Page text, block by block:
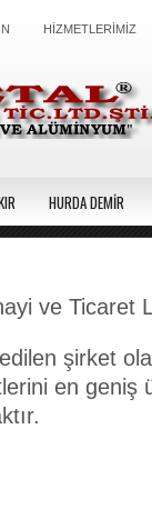
HİZMETLERİMİZ
HURDA DEMİR
ve Ticaret
şirket
en geniş